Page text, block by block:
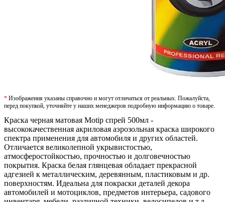
* Изображения указаны справочно и могут отличаться от реальных. Пожалуйста,
перед покупкой, уточняйте у наших менеджеров подробную информацию о товаре.
Краска черная матовая Motip спрей 500мл -
высококачественная акриловая аэрозольная краска широкого
спектра применения для автомобиля и других областей.
Отличается великолепной укрывистостью,
атмосферостойкостью, прочностью и долговечностью
покрытия. Краска белая глянцевая обладает прекрасной
адгезией к металлическим, деревянным, пластиковым и др.
поверхностям. Идеальна для покраски деталей декора
автомобилей и мотоциклов, предметов интерьера, садового